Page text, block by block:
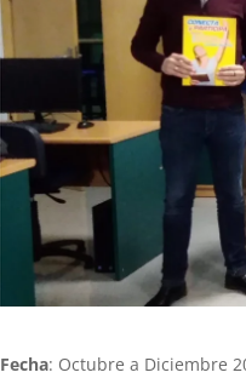
Fecha: Octubre a Diciembre